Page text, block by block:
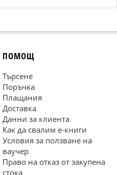
ПОМОЩ
Търсене
Поръчка
Плащания
Доставка
Данни за клиента
Как да свалим е-книги
Условия за ползване на
ваучер
Право на отказ от закупена
стока